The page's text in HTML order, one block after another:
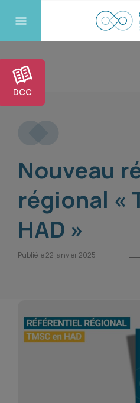
DCC
Nouveau
régional «
HAD »
Publié le 22 janvier 2025